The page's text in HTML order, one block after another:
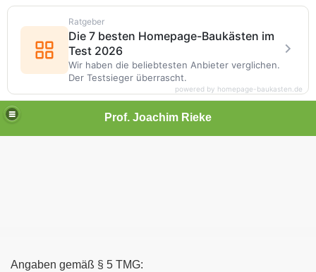
Prof. Joachim Rieke
Angaben gemäß § 5 TMG:
Ratgeber
Die 7 besten Homepage-Baukästen im
Test 2026
Wir haben die beliebtesten Anbieter verglichen.
Der Testsieger überrascht.
powered by homepage-baukasten.de